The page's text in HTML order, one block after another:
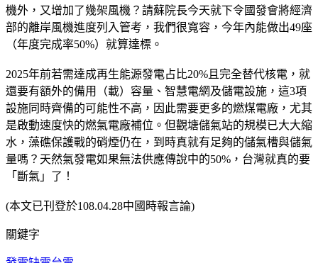
機外，又增加了幾架風機？請蘇院長今天就下令國發會將經濟
部的離岸風機進度列入管考，我們很寬容，今年內能做出49座
（年度完成率50%）就算達標。
2025年前若需達成再生能源發電占比20%且完全替代核電，就
還要有額外的備用（載）容量、智慧電網及儲電設施，這3項
設施同時齊備的可能性不高，因此需要更多的燃煤電廠，尤其
是啟動速度快的燃氣電廠補位。但觀塘儲氣站的規模已大大縮
水，藻礁保護戰的硝煙仍在，到時真就有足夠的儲氣槽與儲氣
量嗎？天然氣發電如果無法供應傳說中的50%，台灣就真的要
「斷氣」了！
(本文已刊登於108.04.28中國時報言論)
關鍵字